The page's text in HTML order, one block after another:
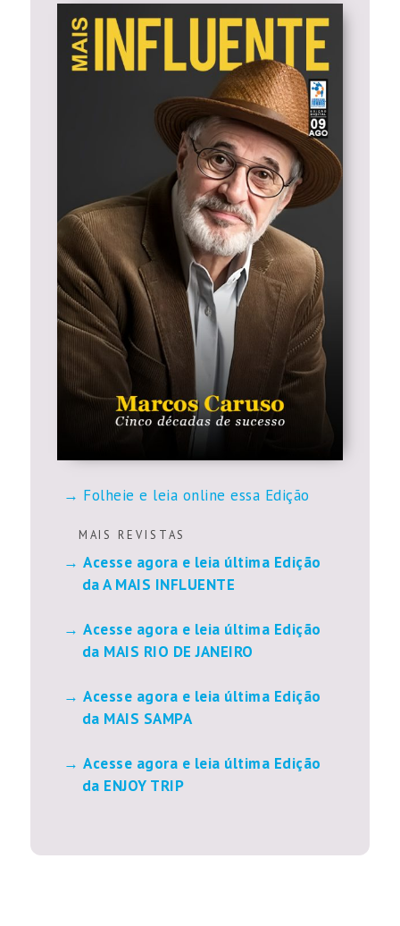
Folheie e leia online essa Edição
M A I S R E V I S T A S
Acesse agora e leia última Edição
da A MAIS INFLUENTE
Acesse agora e leia última Edição
da MAIS RIO DE JANEIRO
Acesse agora e leia última Edição
da MAIS SAMPA
Acesse agora e leia última Edição
da ENJOY TRIP